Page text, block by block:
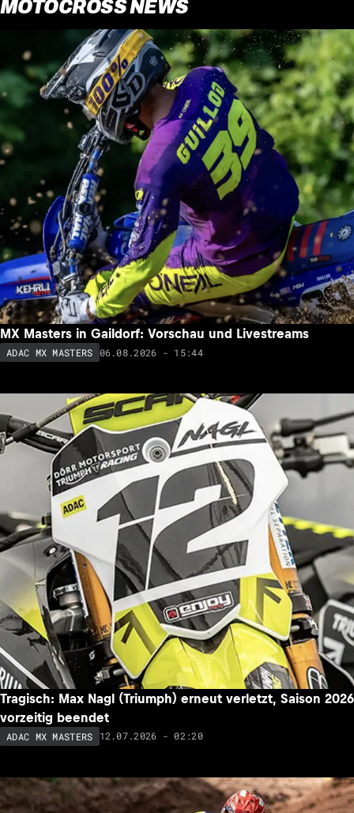
MOTOCROSS NEWS
MX Masters in Gaildorf: Vorschau und Livestreams
ADAC MX MASTERS 06.08.2026 - 15:44
Tragisch: Max Nagl (Triumph) erneut verletzt, Saison 2026
vorzeitig beendet
ADAC MX MASTERS 12.07.2026 - 02:20